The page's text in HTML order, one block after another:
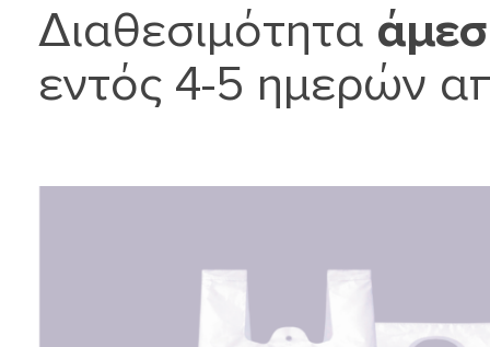
Διαθεσιμότητα
εντός 4-5 ημερών